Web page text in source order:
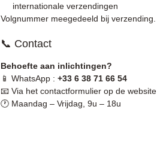
internationale verzendingen
Volgnummer meegedeeld bij verzending.
📞 Contact
Behoefte aan inlichtingen?
📱 WhatsApp : +33 6 38 71 66 54
📧 Via het contactformulier op de website
🕐 Maandag – Vrijdag, 9u – 18u